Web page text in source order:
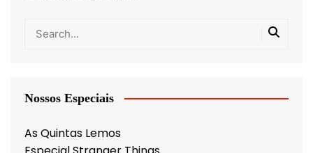
Nossos Especiais
As Quintas Lemos